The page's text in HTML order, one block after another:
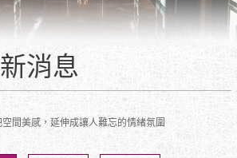
消息
間美感，延伸成讓人難忘的情緒氛圍